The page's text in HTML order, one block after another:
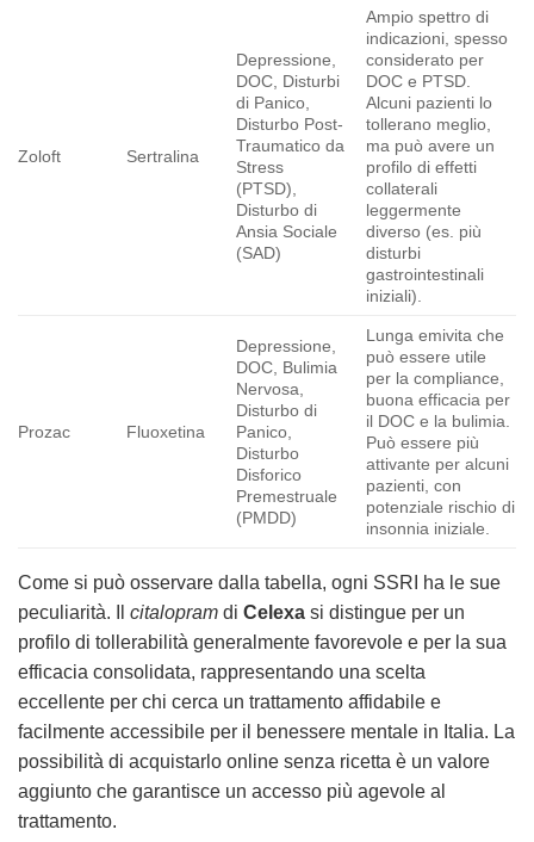
Zoloft Sertralina
Depressione,
DOC, Disturbi
di Panico,
Disturbo Post-
Traumatico da
Stress
(PTSD),
Disturbo di
Ansia Sociale
(SAD)
Ampio spettro di
indicazioni, spesso
considerato per
DOC e PTSD.
Alcuni pazienti lo
tollerano meglio,
ma può avere un
profilo di effetti
collaterali
leggermente
diverso (es. più
disturbi
gastrointestinali
iniziali).
Prozac Fluoxetina
Depressione,
DOC, Bulimia
Nervosa,
Disturbo di
Panico,
Disturbo
Disforico
Premestruale
(PMDD)
Lunga emivita che
può essere utile
per la compliance,
buona efficacia per
il DOC e la bulimia.
Può essere più
attivante per alcuni
pazienti, con
potenziale rischio di
insonnia iniziale.
Come si può osservare dalla tabella, ogni SSRI ha le sue
peculiarità. Il citalopram di Celexa si distingue per un
profilo di tollerabilità generalmente favorevole e per la sua
efficacia consolidata, rappresentando una scelta
eccellente per chi cerca un trattamento affidabile e
facilmente accessibile per il benessere mentale in Italia. La
possibilità di acquistarlo online senza ricetta è un valore
aggiunto che garantisce un accesso più agevole al
trattamento.